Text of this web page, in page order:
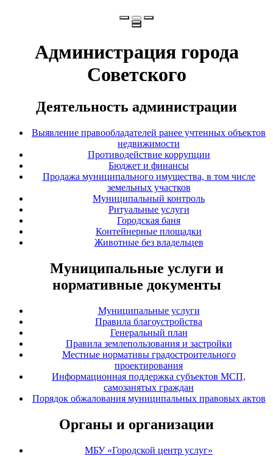
Администрация города
Советского
Деятельность администрации
Выявление правообладателей ранее учтенных объектов
недвижимости
Противодействие коррупции
Бюджет и финансы
Продажа муниципального имущества, в том числе
земельных участков
Муниципальный контроль
Ритуальные услуги
Городская баня
Контейнерные площадки
Животные без владельцев
Муниципальные услуги и
нормативные документы
Муниципальные услуги
Правила благоустройства
Генеральный план
Правила землепользования и застройки
Местные нормативы градостроительного
проектирования
Информационная поддержка субъектов МСП,
самозанятых граждан
Порядок обжалования муниципальных правовых актов
Органы и организации
МБУ «Городской центр услуг»